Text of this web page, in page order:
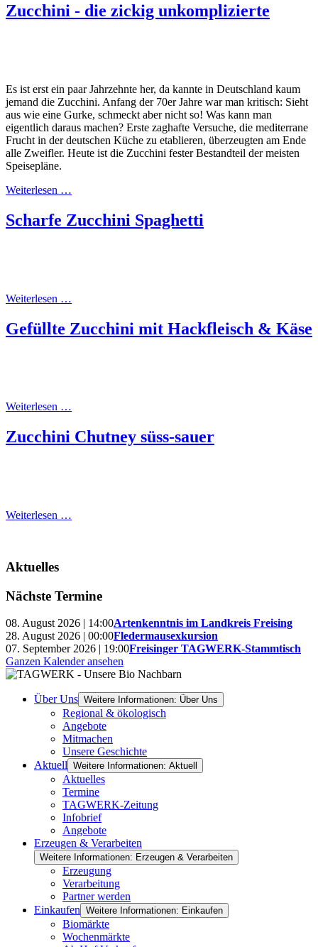
Zucchini - die zickig unkomplizierte
Es ist erst ein paar Jahrzehnte her, da kannte in Deutschland kaum
jemand die Zucchini. Anfang der 70er Jahre war man kritisch: Sieht
aus wie eine Gurke, schmeckt aber nicht so! Was kann man
eigentlich daraus machen? Erste zaghafte Versuche, die mediterrane
Frucht in der deutschen Küche zu etablieren, überzeugten am Ende
alle Zweifler. Heute ist die Zucchini fester Bestandteil der meisten
Speisepläne.
Weiterlesen …
Scharfe Zucchini Spaghetti
Weiterlesen …
Gefüllte Zucchini mit Hackfleisch & Käse
Weiterlesen …
Zucchini Chutney süss-sauer
Weiterlesen …
Aktuelles
Nächste Termine
08. August 2026 | 14:00Artenkenntnis im Landkreis Freising
28. August 2026 | 00:00Fledermausexkursion
07. September 2026 | 19:00Freisinger TAGWERK-Stammtisch
Ganzen Kalender ansehen
Über Uns Weitere Informationen: Über Uns
Regional & ökologisch
Angebote
Mitmachen
Unsere Geschichte
Aktuell Weitere Informationen: Aktuell
Aktuelles
Termine
TAGWERK-Zeitung
Infobrief
Angebote
Erzeugen & Verarbeiten
Weitere Informationen: Erzeugen & Verarbeiten
Erzeugung
Verarbeitung
Partner werden
Einkaufen Weitere Informationen: Einkaufen
Biomärkte
Wochenmärkte